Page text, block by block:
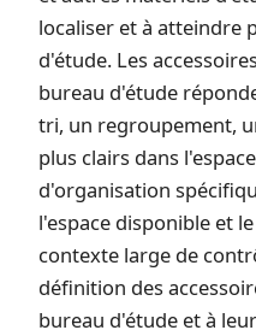
localiser et à atteindre
d'étude. Les
bureau d'étude
tri, un regroupement,
plus clairs dans
d'organisation
l'espace disponible et
contexte large de
définition des
bureau d'étude et à